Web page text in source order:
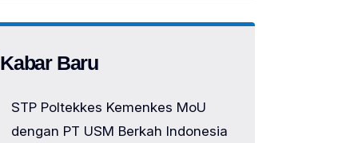
Kabar Baru
STP Poltekkes Kemenkes MoU
dengan PT USM Berkah Indonesia